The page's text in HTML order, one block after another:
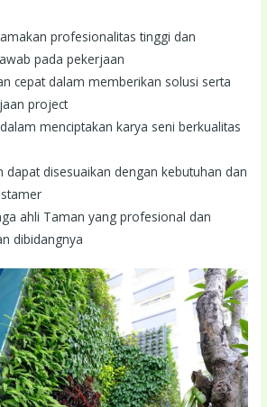
profesionalitas tinggi dan
pada pekerjaan
cepat dalam memberikan solusi serta
project
menciptakan karya seni berkualitas
dapat disesuaikan dengan kebutuhan dan
ahli Taman yang profesional dan
dibidangnya